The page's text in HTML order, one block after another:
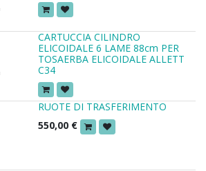
CARTUCCIA CILINDRO
ELICOIDALE 6 LAME 88cm PER
TOSAERBA ELICOIDALE ALLETT
C34
RUOTE DI TRASFERIMENTO
550,00 €